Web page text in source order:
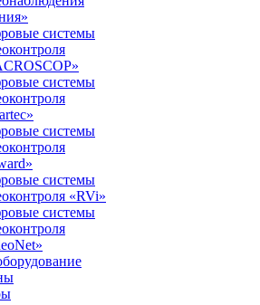
системы
системы
системы
системы
«RVi»
системы